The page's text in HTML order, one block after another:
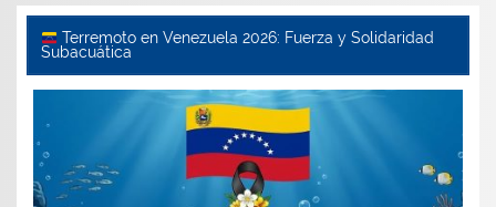
Terremoto en Venezuela 2026: Fuerza y Solidaridad
Subacuática